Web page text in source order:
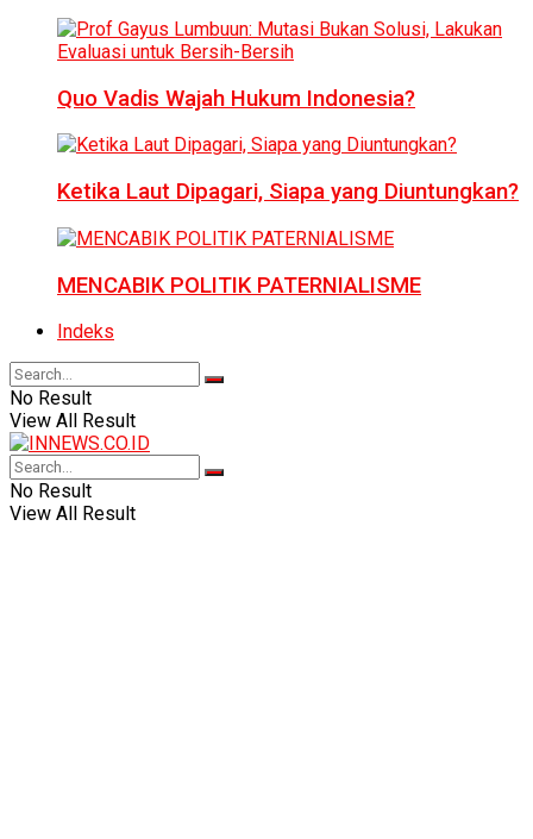
Quo Vadis Wajah Hukum Indonesia?
Ketika Laut Dipagari, Siapa yang Diuntungkan?
MENCABIK POLITIK PATERNIALISME
Indeks
No Result
View All Result
No Result
View All Result